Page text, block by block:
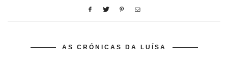
AS CRÓNICAS DA LUÍSA